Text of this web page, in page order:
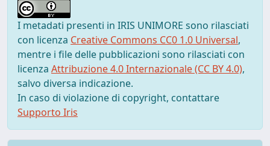
I metadati presenti in IRIS UNIMORE sono rilasciati
con licenza Creative Commons CC0 1.0 Universal,
mentre i file delle pubblicazioni sono rilasciati con
licenza Attribuzione 4.0 Internazionale (CC BY 4.0),
salvo diversa indicazione.
In caso di violazione di copyright, contattare
Supporto Iris